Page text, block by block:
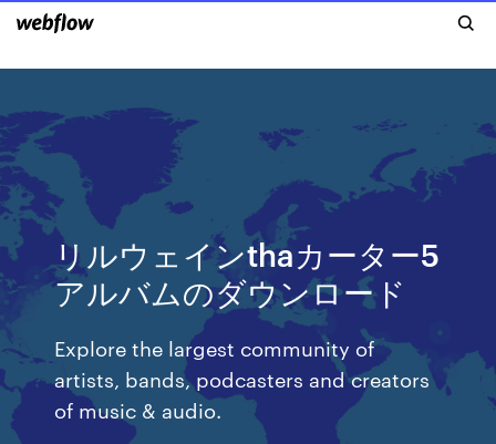
リルウェインthaカーター5
アルバムのダウンロード
Explore the largest community of
artists, bands, podcasters and creators
of music & audio.